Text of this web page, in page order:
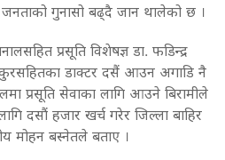
जनताको गुनासो बढ्दै जान थालेको छ ।
प्रसूति विशेषज्ञ डा. फडिन्द्र
डाक्टर दसैं आउन अगाडि नै
प्रसूति सेवाका लागि आउने बिरामीले
दसौं हजार खर्च गरेर जिल्ला बाहिर
मोहन बस्नेतले बताए ।